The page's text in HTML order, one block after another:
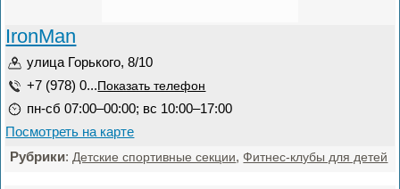
IronMan
улица Горького, 8/10
+7 (978) 0... Показать телефон
пн-сб 07:00–00:00; вс 10:00–17:00
Посмотреть на карте
Рубрики: Детские спортивные секции,Фитнес-клубы для детей